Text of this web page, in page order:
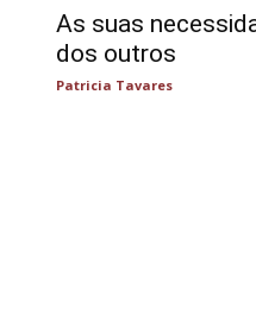
As suas
dos outros
Patricia Tavares